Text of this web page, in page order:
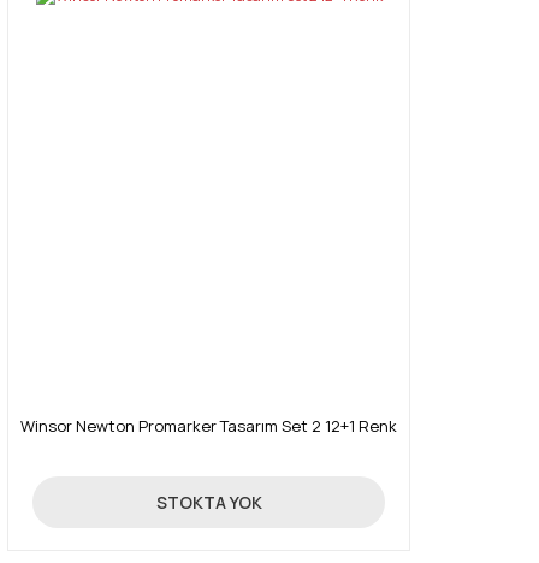
Winsor Newton Promarker Tasarım Set 2 12+1 Renk
214,30 TL
STOKTA YOK